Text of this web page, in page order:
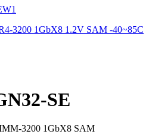
3200 1GbX8 1.2V SAM -40~85C
SE
3200 1GbX8 SAM